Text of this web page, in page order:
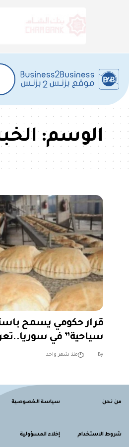
الوسم:
قرار حكومي يسمح
سياحية” في
By منذ شهر واحد
من نحن سياسة الخصوصية
شروط الاستخدام إخلاء المسؤولية